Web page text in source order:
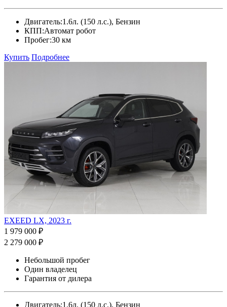
Двигатель:1.6л. (150 л.с.), Бензин
КПП:Автомат робот
Пробег:30 км
Купить Подробнее
EXEED LX, 2023 г.
1 979 000 ₽
2 279 000 ₽
Небольшой пробег
Один владелец
Гарантия от дилера
Двигатель:1.6л. (150 л.с.), Бензин